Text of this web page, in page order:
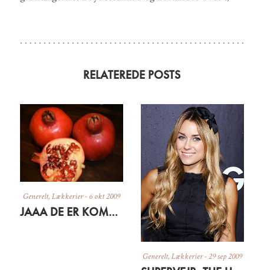
RELATEREDE POSTS
Generelt, Lækkerier- 6 okt 2009
JAAA DE ER KOMMET
Generelt,Lækkerier-29 sep 2009